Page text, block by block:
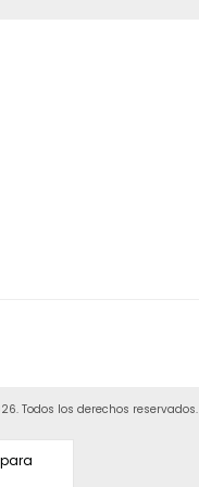
para
Todos los derechos reservados.